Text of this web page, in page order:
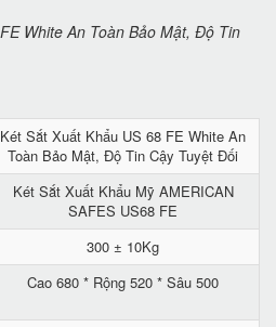
Két Sắt Xuất Khẩu US 68 FE White An
Toàn Bảo Mật, Độ Tin Cậy Tuyệt Đối
Két Sắt Xuất Khẩu Mỹ AMERICAN
SAFES US68 FE
300 ± 10Kg
Cao 680 * Rộng 520 * Sâu 500